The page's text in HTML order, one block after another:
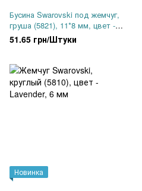
Бусина Swarovski под жемчуг,
груша (5821), 11*8 мм, цвет -
Bordeaux
51.65 грн/Штуки
Новинка